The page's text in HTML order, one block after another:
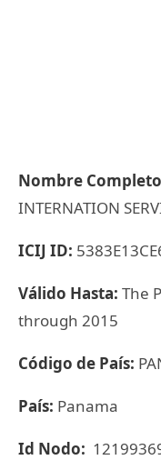
Nombre
INTERNATION
ICIJ ID:
Válido Hasta: The
through 2015
Código de País:
País: Panama
Id Nodo: